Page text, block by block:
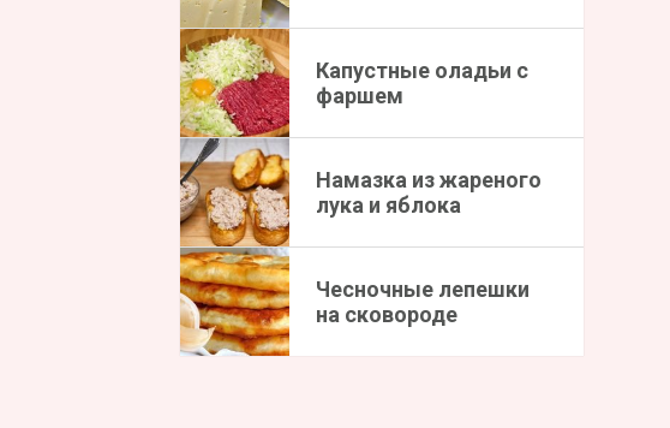
Капустные оладьи с
фаршем
Намазка из жареного
лука и яблока
Чесночные лепешки
на сковороде